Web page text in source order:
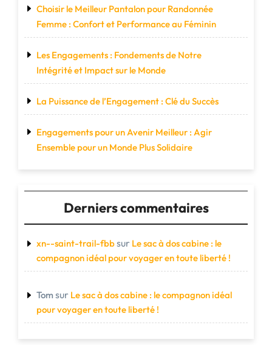
Choisir le Meilleur Pantalon pour Randonnée
Femme : Confort et Performance au Féminin
Les Engagements : Fondements de Notre
Intégrité et Impact sur le Monde
La Puissance de l’Engagement : Clé du Succès
Engagements pour un Avenir Meilleur : Agir
Ensemble pour un Monde Plus Solidaire
Derniers commentaires
xn--saint-trail-fbbsur Le sac à dos cabine : le
compagnon idéal pour voyager en toute liberté !
Tom sur Le sac à dos cabine : le compagnon idéal
pour voyager en toute liberté !